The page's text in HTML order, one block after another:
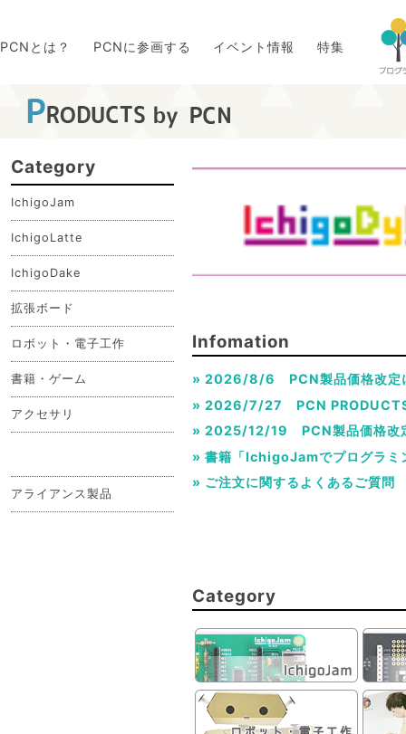
PCNとは？ PCNに参画する イベント情報 特集
Category
IchigoJam
IchigoLatte
IchigoDake
拡張ボード
ロボット・電子工作
書籍・ゲーム
アクセサリ
アライアンス製品
Infomation
» 2026/8/6 PCN製品価格改定
» 2026/7/27 PCN PRODUCTS
» 2025/12/19 PCN製品価格改
» 書籍「IchigoJamでプログラミ
» ご注文に関するよくあるご質問
Category